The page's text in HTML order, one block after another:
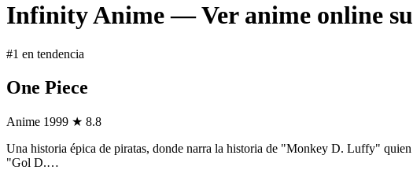
Infinity Anime — Ver anime online
#1 en tendencia
One Piece
Anime 1999 ★ 8.8
Una historia épica de piratas, donde narra la historia de "Monkey D. Luffy"
"Gol D.…